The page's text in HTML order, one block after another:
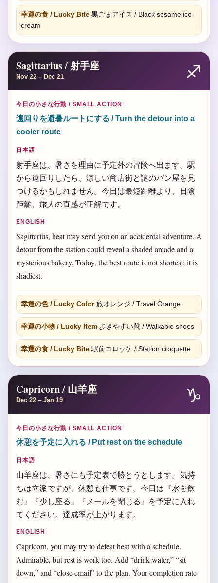
幸運の食 / Lucky Bite黒ごまアイス / Black sesame ice
cream
Sagittarius / 射手座
Nov 22 – Dec 21 ♐
今日の小さな行動 / SMALL ACTION
遠回りを避暑ルートにする / Turn the detour into a
cooler route
日本語
射手座は、暑さを理由に予定外の冒険へ出ます。駅
から遠回りしたら、涼しい商店街と謎のパン屋を見
つけるかもしれません。今日は最短距離より、日陰
距離。旅人の直感が正解です。
ENGLISH
Sagittarius, heat may send you on an accidental adventure. A
detour from the station could reveal a shaded arcade and a
mysterious bakery. Today, the best route is not shortest; it is
shadiest.
幸運の色 / Lucky Color旅オレンジ / Travel Orange
幸運の小物 / Lucky Item歩きやすい靴 / Walkable shoes
幸運の食 / Lucky Bite駅前コロッケ / Station croquette
Capricorn / 山羊座
Dec 22 – Jan 19 ♑
今日の小さな行動 / SMALL ACTION
休憩を予定に入れる / Put rest on the schedule
日本語
山羊座は、暑さにも予定表で勝とうとします。気持
ちは立派ですが、休憩も仕事です。今日は『水を飲
む』『少し座る』『メールを閉じる』を予定に入れ
てください。達成率が上がります。
ENGLISH
Capricorn, you may try to defeat heat with a schedule.
Admirable, but rest is work too. Add “drink water,” “sit
down,” and “close email” to the plan. Your completion rate